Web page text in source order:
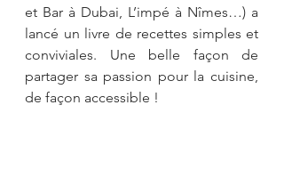
et Bar à Dubai, L’impé à Nîmes…) a
lancé un livre de recettes simples et
conviviales. Une belle façon de
partager sa passion pour la cuisine,
de façon accessible !